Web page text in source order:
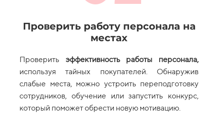
Проверить работу персонала на
местах
Проверить эффективность работы персонала,
используя тайных покупателей. Обнаружив
слабые места, можно устроить переподготовку
сотрудников, обучение или запустить конкурс,
который поможет обрести новую мотивацию.